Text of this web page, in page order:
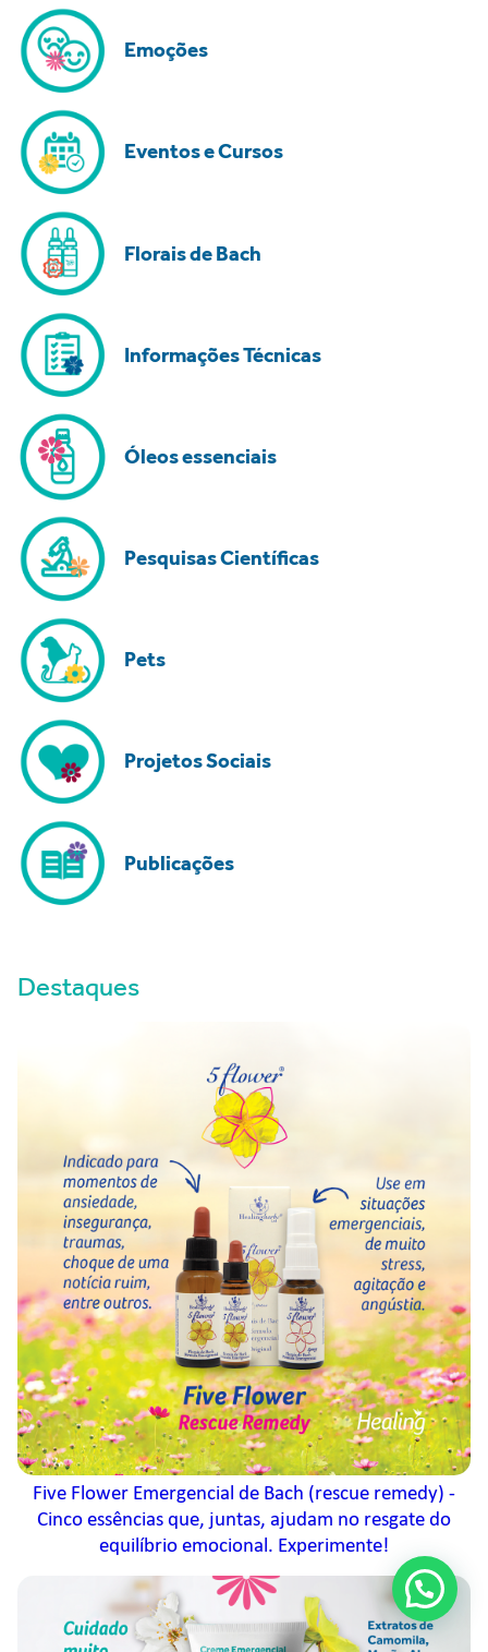
Emoções
Eventos e Cursos
Florais de Bach
Informações Técnicas
Óleos essenciais
Pesquisas Científicas
Pets
Projetos Sociais
Publicações
Destaques
Five Flower Emergencial de Bach (rescue remedy) -
Cinco essências que, juntas, ajudam no resgate do
equilíbrio emocional. Experimente!